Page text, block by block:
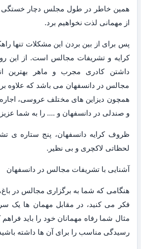
همین خاطر در طول مجلس دچار خستگی
از مهمانی لذت نخواهیم برد.
پس برای از بین بردن این مشکلات تنها
کرایه و تشریفات مجالس است. از این
داشتن کادری مجرب و ماهر بهترین
مجالس در دانسفهان می باشد که علاوه
همچون دیزاین های مختلف عروسی،
و صندلی در دانسفهان و …. را به شما
ظروف کرایه دانسفهان، پنج ستاره ی
لحظاتی لاکچری و بی نظیر.
آشنایی با تشریفات مجالس در دانسفهان
هنگامی که شما به برگزاری مجالس در
فکر می کنید، در مقابل مهمان ها یک
مثال شما رفاه مهمانان خود را باید
رسیدگی مناسب را برای آن ها داشته